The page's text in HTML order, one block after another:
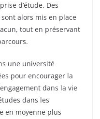
d’étude. Des
alors mis en place
tout en préservant
une université
pour encourager la
dans la vie
dans les
en moyenne plus